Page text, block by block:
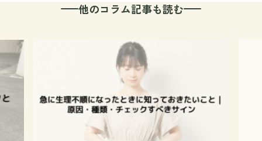
他のコラム記事も読む